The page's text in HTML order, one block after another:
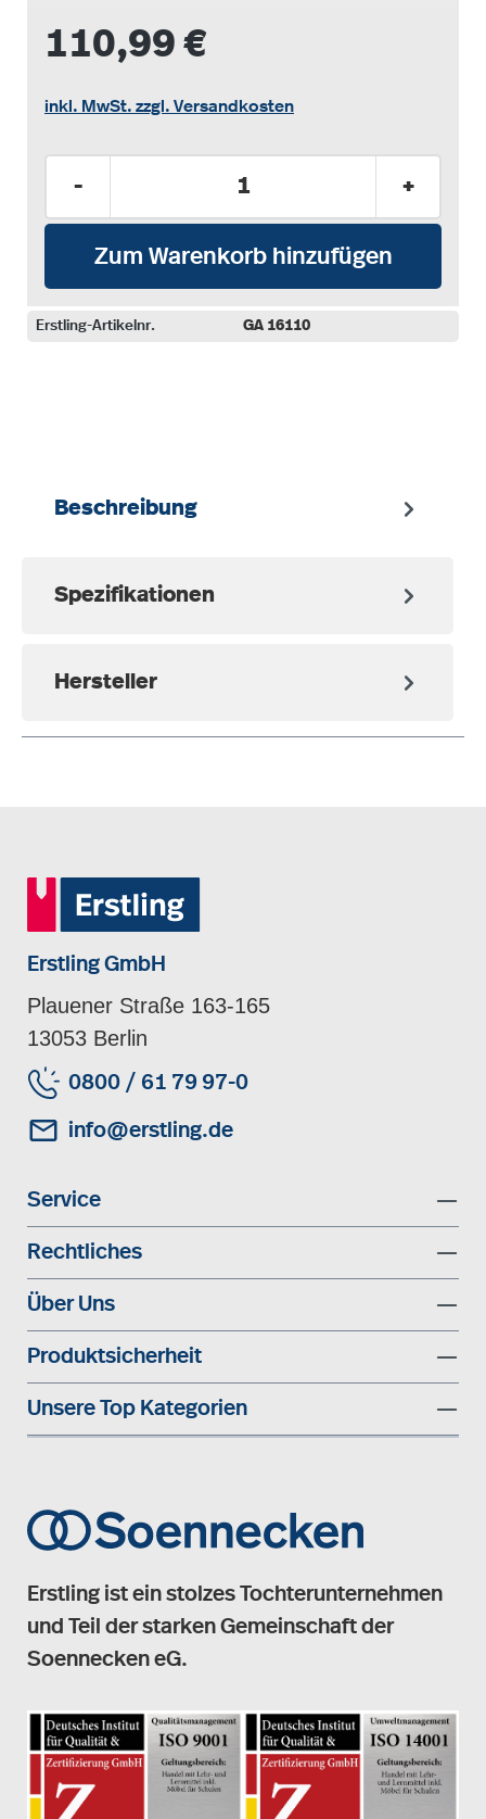
110,99 €
inkl. MwSt. zzgl. Versandkosten
- +
Zum Warenkorb hinzufügen
Erstling-Artikelnr. GA 16110
Beschreibung
Spezifikationen
Hersteller
Erstling GmbH
Plauener Straße 163-165
13053 Berlin
0800 / 61 79 97-0
info@erstling.de
Service
Rechtliches
Über Uns
Produktsicherheit
Unsere Top Kategorien
Erstling ist ein stolzes Tochterunternehmen
und Teil der starken Gemeinschaft der
Soennecken eG.